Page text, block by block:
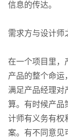
信息的传达。
需求方与设计师
在一个项目里，
产品的整个命运
满足产品经理对
算。有时候产品
计师有义务有权
案。有不同意见